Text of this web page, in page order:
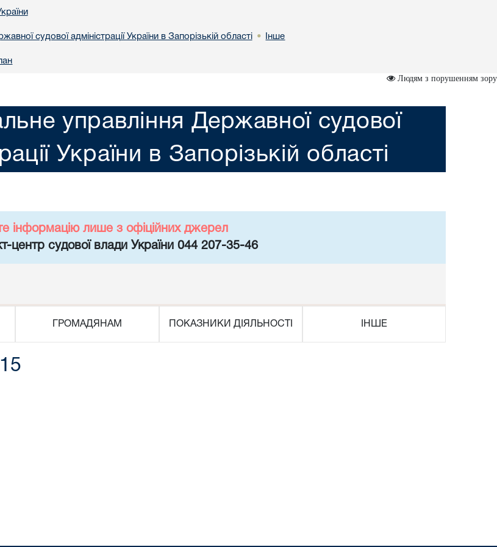
судової адміністрації України в Запорізькій області • Інше
Людям з порушенням зору
управління Державної судової
України в Запорізькій області
інформацію лише з офіційних джерел
центр судової влади України 044 207-35-46
ГРОМАДЯНАМ ПОКАЗНИКИ ДІЯЛЬНОСТІ ІНШЕ